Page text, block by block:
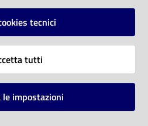
tecnici
tutti
le impostazioni